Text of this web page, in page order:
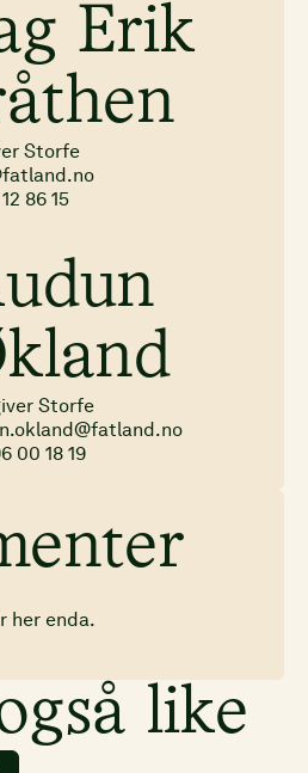
Erik
Storfe
86 15
Storfe
00 18 19
her enda.
like